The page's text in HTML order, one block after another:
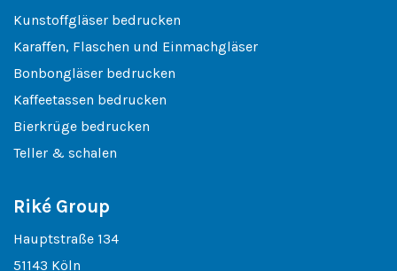
Kunstoffgläser bedrucken
Karaffen, Flaschen und Einmachgläser
Bonbongläser bedrucken
Kaffeetassen bedrucken
Bierkrüge bedrucken
Teller & schalen
Riké Group
Hauptstraße 134
51143 Köln